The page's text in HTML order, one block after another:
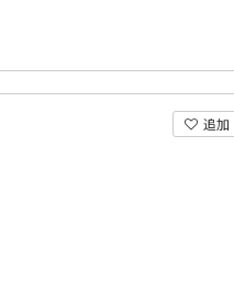
追加